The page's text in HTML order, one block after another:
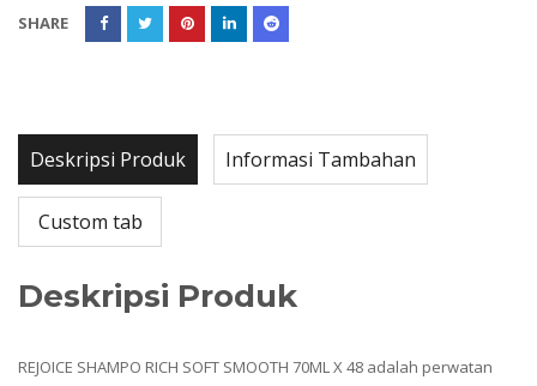
SHARE
Deskripsi Produk Informasi Tambahan
Custom tab
Deskripsi Produk
REJOICE SHAMPO RICH SOFT SMOOTH 70ML X 48 adalah perwatan